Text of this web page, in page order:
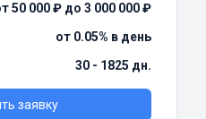
50 000 ₽ до 3 000 000 ₽
от 0.05% в день
30 - 1825 дн.
заявку